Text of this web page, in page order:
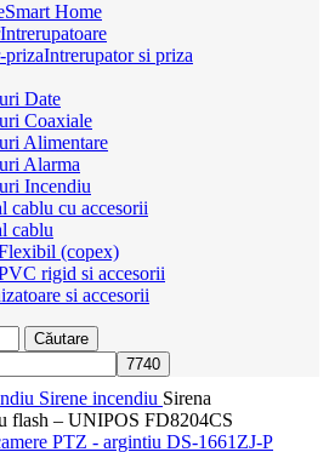
Smart Home
Intrerupatoare
Intrerupator si priza
Date
Coaxiale
Alimentare
Alarma
Incendiu
cablu cu accesorii
cablu
(copex)
rigid si accesorii
si accesorii
Căutare
Sirene incendiu Sirena
flash – UNIPOS FD8204CS